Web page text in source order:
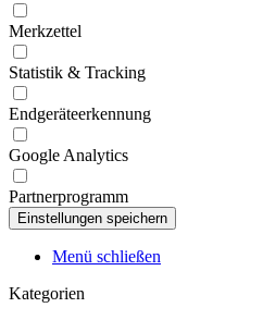
Merkzettel
Statistik & Tracking
Endgeräteerkennung
Google Analytics
Partnerprogramm
Menü schließen
Kategorien